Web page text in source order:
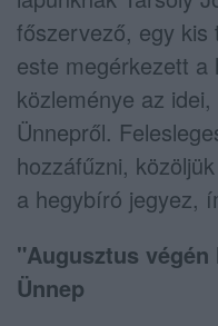
főszervező, egy
este megérkezett a
közleménye az
Ünnepről.
hozzáfűzni,
a hegybíró jegyez,
"Augusztus végén
Ünnep